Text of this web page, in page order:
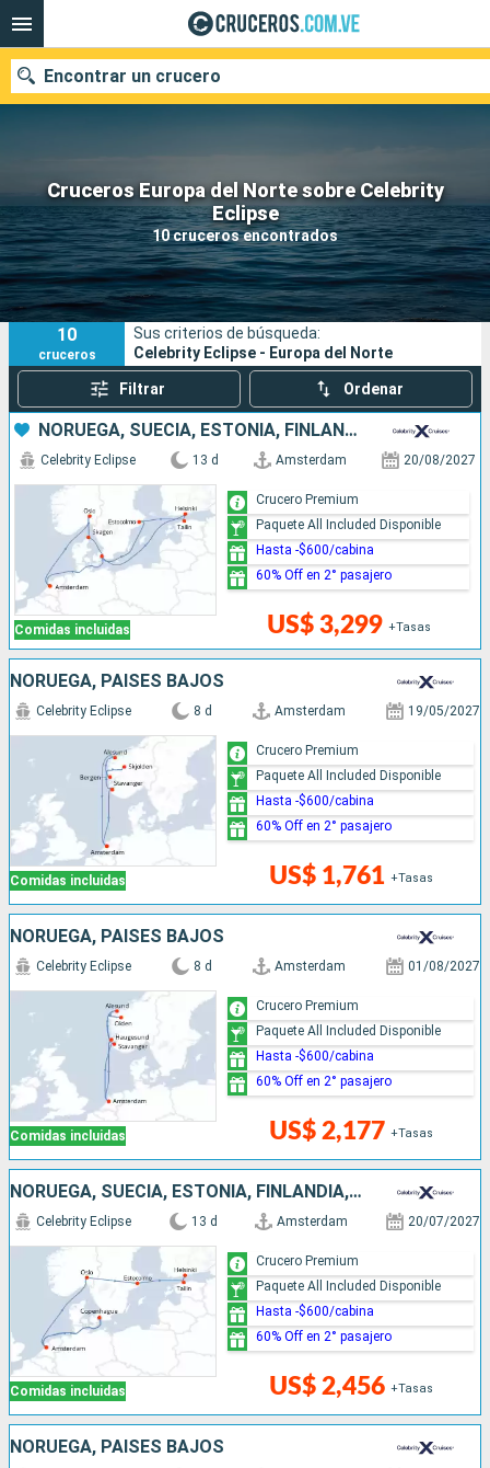
Cruceros Europa del Norte sobre Celebrity
Eclipse
10 cruceros encontrados
Encontrar un crucero
Nuestros destinos
Fecha de salida
Puertos Compañías
Buscar
10
cruceros
Sus criterios de búsqueda:
Celebrity Eclipse - Europa del Norte
Filtrar Ordenar
NORUEGA, SUECIA, ESTONIA, FINLANDIA, DINAMARCA, PAISES BAJOS
Comidas incluidas
Celebrity Eclipse 13 d Amsterdam 20/08/2027
US$ 3,299 +Tasas
Crucero Premium
Paquete All Included Disponible
Hasta -$600/cabina
60% Off en 2° pasajero
NORUEGA, PAISES BAJOS
Comidas incluidas
Celebrity Eclipse 8 d Amsterdam 19/05/2027
US$ 1,761 +Tasas
Crucero Premium
Paquete All Included Disponible
Hasta -$600/cabina
60% Off en 2° pasajero
NORUEGA, PAISES BAJOS
Comidas incluidas
Celebrity Eclipse 8 d Amsterdam 01/08/2027
US$ 2,177 +Tasas
Crucero Premium
Paquete All Included Disponible
Hasta -$600/cabina
60% Off en 2° pasajero
NORUEGA, SUECIA, ESTONIA, FINLANDIA, DINAMARCA, PAISES BAJOS
Comidas incluidas
Celebrity Eclipse 13 d Amsterdam 20/07/2027
US$ 2,456 +Tasas
Crucero Premium
Paquete All Included Disponible
Hasta -$600/cabina
60% Off en 2° pasajero
NORUEGA, PAISES BAJOS